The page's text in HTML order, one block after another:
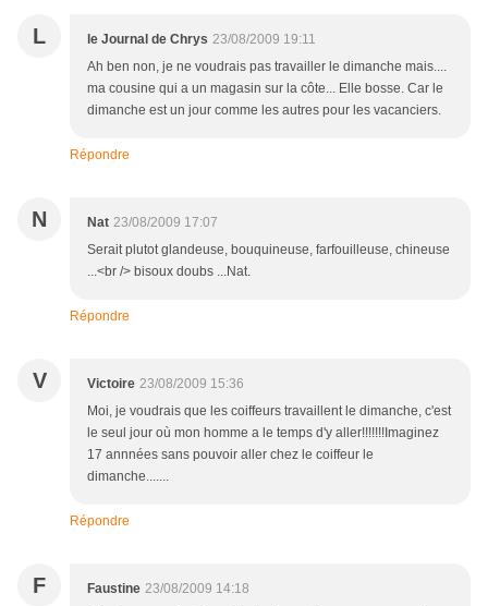
L le Journal de Chrys 23/08/2009 19:11
Ah ben non, je ne voudrais pas travailler le dimanche mais....
ma cousine qui a un magasin sur la côte... Elle bosse. Car le
dimanche est un jour comme les autres pour les vacanciers.
Répondre
N Nat 23/08/2009 17:07
Serait plutot glandeuse, bouquineuse, farfouilleuse, chineuse
...<br /> bisoux doubs ...Nat.
Répondre
V Victoire 23/08/2009 15:36
Moi, je voudrais que les coiffeurs travaillent le dimanche, c'est
le seul jour où mon homme a le temps d'y aller!!!!!!!Imaginez
17 annnées sans pouvoir aller chez le coiffeur le
dimanche.......
Répondre
F Faustine 23/08/2009 14:18